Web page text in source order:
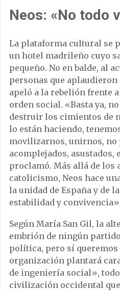
Neos: «No todo
La plataforma cultural se
un hotel madrileño cuyo
pequeño. No en balde, al
personas que aplaudieron
apeló a la rebelión frente
orden social. «Basta ya,
destruir los cimientos de
lo están haciendo,
movilizarnos, unirnos, no
acomplejados, asustados,
proclamó. Más allá de los
catolicismo, Neos hace
la unidad de España y de
estabilidad y
Según María San Gil, la
embrión de ningún
política, pero sí
organización plantará
de ingeniería social», todo
civilización occidental